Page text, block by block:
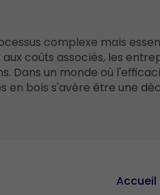
complexe mais
coûts associés, les
Dans un monde où
en bois s'avère être une
Accueil